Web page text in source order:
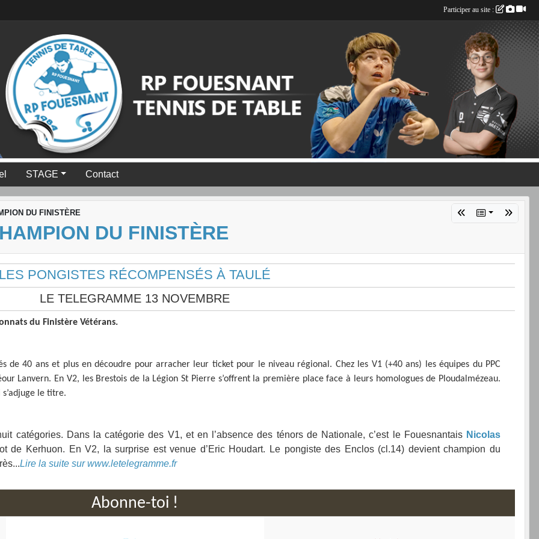
STAGE Contact
DU FINISTÈRE
DU FINISTÈRE
LES PONGISTES RÉCOMPENSÉS À TAULÉ
LE TELEGRAMME 13 NOVEMBRE
du Finistère Vétérans.
de 40 ans et plus en découdre pour arracher leur ticket pour le niveau régional. Chez les V1 (+40 ans) les équipes du PPC
Lanvern. En V2, les Brestois de la Légion St Pierre s’offrent la première place face à leurs homologues de Ploudalmézeau.
s’adjuge le titre.
catégories. Dans la catégorie des V1, et en l’absence des ténors de Nationale, c’est le Fouesnantais Nicolas
de Kerhuon. En V2, la surprise est venue d’Eric Houdart. Le pongiste des Enclos (cl.14) devient champion du
Lire la suite sur www.letelegramme.fr
Abonne-toi !
Participer au site :